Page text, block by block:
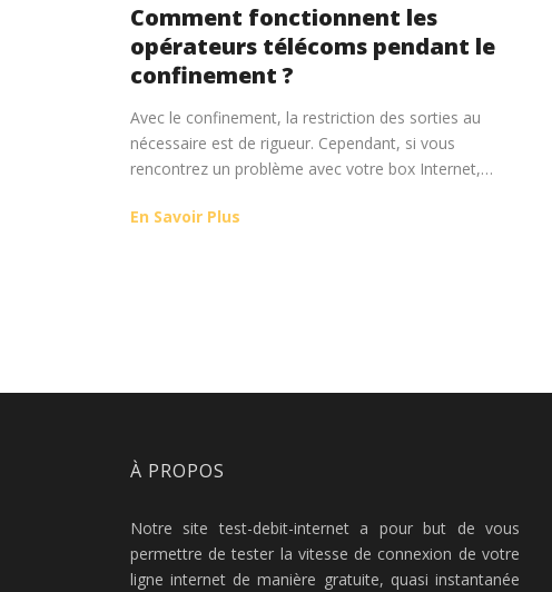
Comment fonctionnent les
opérateurs télécoms pendant le
confinement ?
Avec le confinement, la restriction des sorties au
nécessaire est de rigueur. Cependant, si vous
rencontrez un problème avec votre box Internet,…
En Savoir Plus
À PROPOS
Notre site test-debit-internet a pour but de vous
permettre de tester la vitesse de connexion de votre
ligne internet de manière gratuite, quasi instantanée